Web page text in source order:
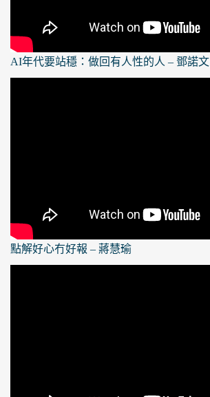
AI年代要站穩：做回有人性的人 – 鄧諾文
點解好心冇好報 – 蔣慧瑜